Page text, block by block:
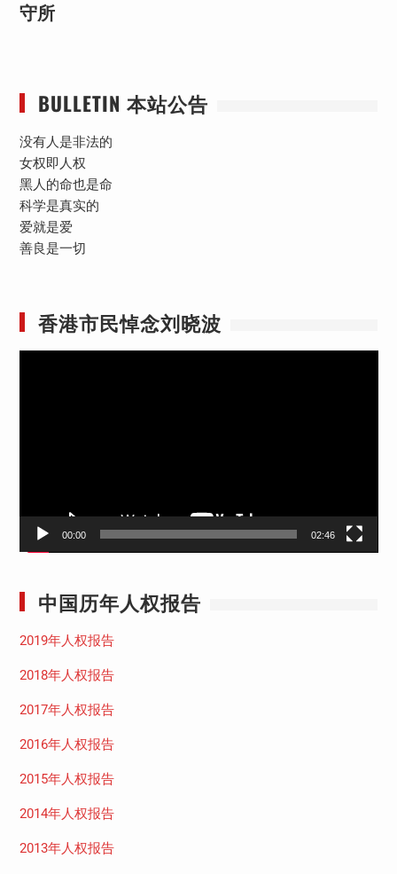
守所
BULLETIN 本站公告
没有人是非法的
女权即人权
黑人的命也是命
科学是真实的
爱就是爱
善良是一切
香港市民悼念刘晓波
00:00 02:46
中国历年人权报告
2019年人权报告
2018年人权报告
2017年人权报告
2016年人权报告
2015年人权报告
2014年人权报告
2013年人权报告